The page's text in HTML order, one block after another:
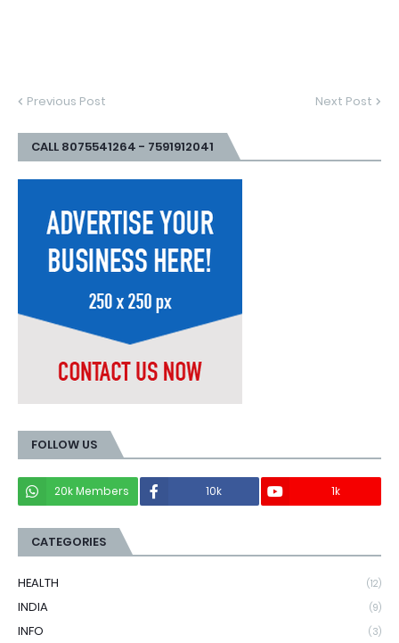
Previous Post Next Post
CALL 8075541264 - 7591912041
FOLLOW US
20k Members 10k 1k
CATEGORIES
HEALTH (12)
INDIA (9)
INFO (3)